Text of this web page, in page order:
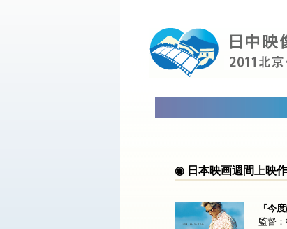
◉ 日本映画週間上映
『今
監督